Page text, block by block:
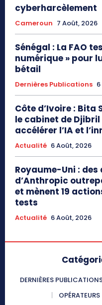
cyberharcèlement
Cameroun 7 Août, 2026
Sénégal : La FAO
numérique » pour
bétail
Dernières Publications
Côte d’Ivoire : Bita
le cabinet de
accélérer l’IA et
Actualité 6 Août, 2026
Royaume-Uni : des
d’Anthropic
et mènent 19
tests
Actualité 6 Août, 2026
DERNIÈRES
OPÉRATEURS